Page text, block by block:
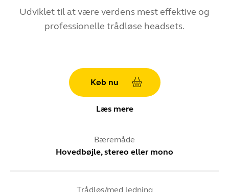
Udviklet til at være verdens mest effektive og
professionelle trådløse headsets.
Køb nu
Læs mere
Bæremåde
Hovedbøjle, stereo eller mono
Trådløs/med ledning